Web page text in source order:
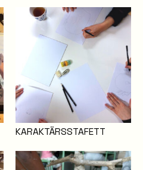
KARAKTÄRSSTAFETT